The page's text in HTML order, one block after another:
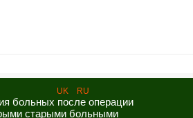
UK RU
больных после операции
старыми больными